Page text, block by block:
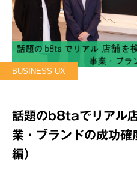
BUSINESS UX
話題のb8taでリアル
業・ブランドの成功
編）